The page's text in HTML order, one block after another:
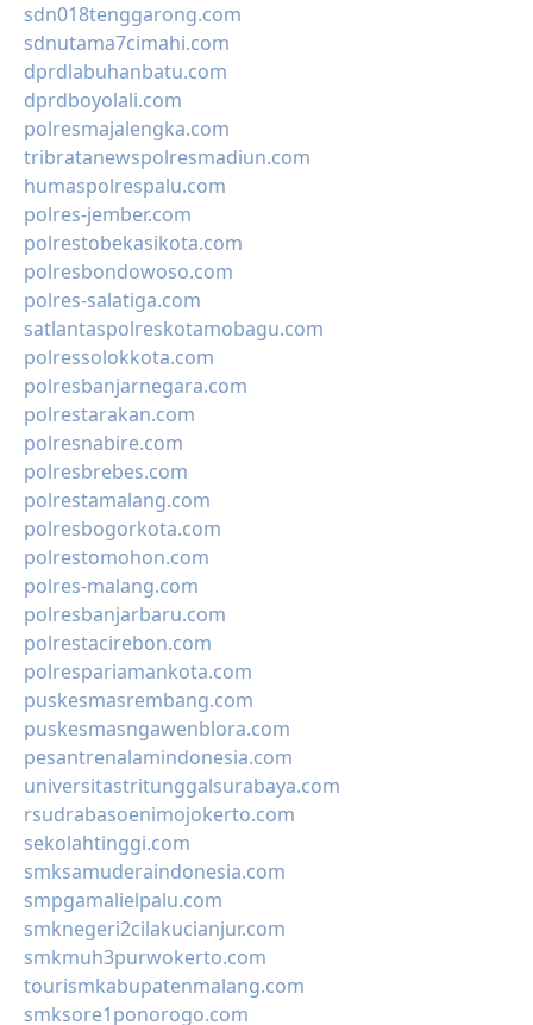
sdn018tenggarong.com
sdnutama7cimahi.com
dprdlabuhanbatu.com
dprdboyolali.com
polresmajalengka.com
tribratanewspolresmadiun.com
humaspolrespalu.com
polres-jember.com
polrestobekasikota.com
polresbondowoso.com
polres-salatiga.com
satlantaspolreskotamobagu.com
polressolokkota.com
polresbanjarnegara.com
polrestarakan.com
polresnabire.com
polresbrebes.com
polrestamalang.com
polresbogorkota.com
polrestomohon.com
polres-malang.com
polresbanjarbaru.com
polrestacirebon.com
polrespariamankota.com
puskesmasrembang.com
puskesmasngawenblora.com
pesantrenalamindonesia.com
universitastritunggalsurabaya.com
rsudrabasoenimojokerto.com
sekolahtinggi.com
smksamuderaindonesia.com
smpgamalielpalu.com
smknegeri2cilakucianjur.com
smkmuh3purwokerto.com
tourismkabupatenmalang.com
smksore1ponorogo.com